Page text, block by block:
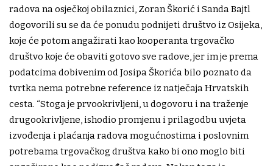
radova na osječkoj obilaznici, Zoran Škorić i Sanda Bajtl
dogovorili su se da će ponudu podnijeti društvo iz Osijeka,
koje će potom angažirati kao kooperanta trgovačko
društvo koje će obaviti gotovo sve radove, jer im je prema
podatcima dobivenim od Josipa Škorića bilo poznato da
tvrtka nema potrebne reference iz natječaja Hrvatskih
cesta. “Stoga je prvookrivljeni, u dogovoru i na traženje
drugookrivljene, ishodio promjenu i prilagodbu uvjeta
izvođenja i plaćanja radova mogućnostima i poslovnim
potrebama trgovačkog društva kako bi ono moglo biti